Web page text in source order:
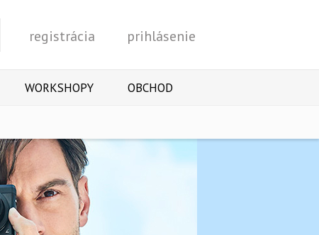
Vyhľadať
registrácia prihlásenie
WORKSHOPY OBCHOD